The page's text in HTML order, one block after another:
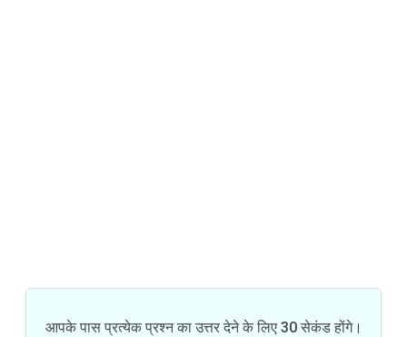
आपके पास प्रत्येक प्रश्न का उत्तर देने के लिए 30 सेकंड होंगे।